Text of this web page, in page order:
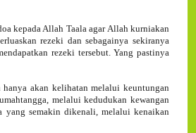
kepada Allah Taala agar Allah kurniakan
rezeki dan sebagainya sekiranya
rezeki tersebut. Yang pastinya
hanya akan kelihatan melalui keuntungan
melalui kedudukan kewangan
yang semakin dikenali, melalui kenaikan